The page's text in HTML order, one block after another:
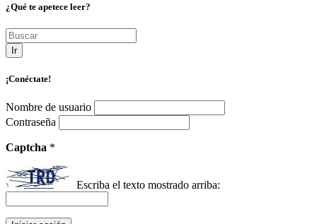
¿Qué te apetece leer?
Ir
¡Conéctate!
Nombre de usuario
Contraseña
Captcha *
Escriba el texto mostrado arriba: